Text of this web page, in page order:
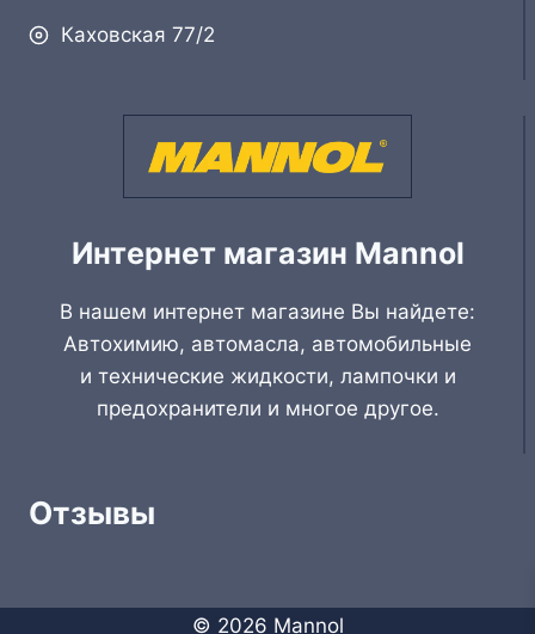
Каховская 77/2
Интернет магазин Mannol
В нашем интернет магазине Вы найдете:
Автохимию, автомасла, автомобильные
и технические жидкости, лампочки и
предохранители и многое другое.
Отзывы
© 2026 Mannol